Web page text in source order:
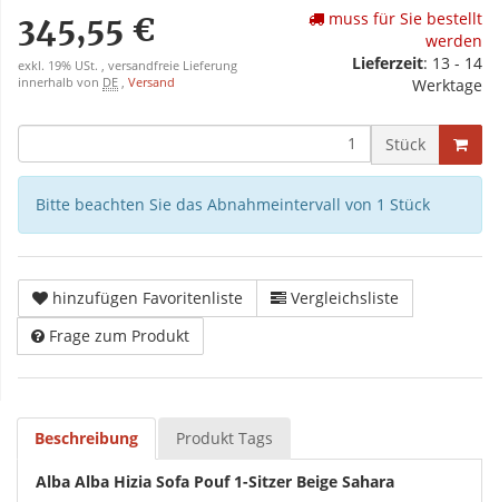
345,55 €
exkl. 19% USt. , versandfreie Lieferung
innerhalb von DE , Versand
muss für Sie bestellt
werden
Lieferzeit: 13 - 14
Werktage
Stück
Bitte beachten Sie das Abnahmeintervall von 1 Stück
hinzufügen Favoritenliste
Vergleichsliste
Frage zum Produkt
Beschreibung Produkt Tags
Alba Alba Hizia Sofa Pouf 1-Sitzer Beige Sahara